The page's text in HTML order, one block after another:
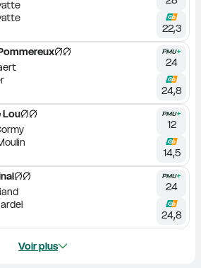
22,3
24
24,8
Lou
12
14,5
24
24,8
Voir plus